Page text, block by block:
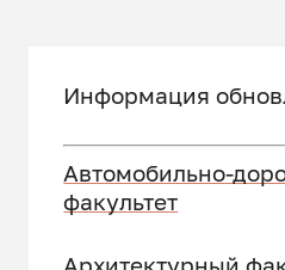
Информация
Автомобильно-
факультет
Архитектурный